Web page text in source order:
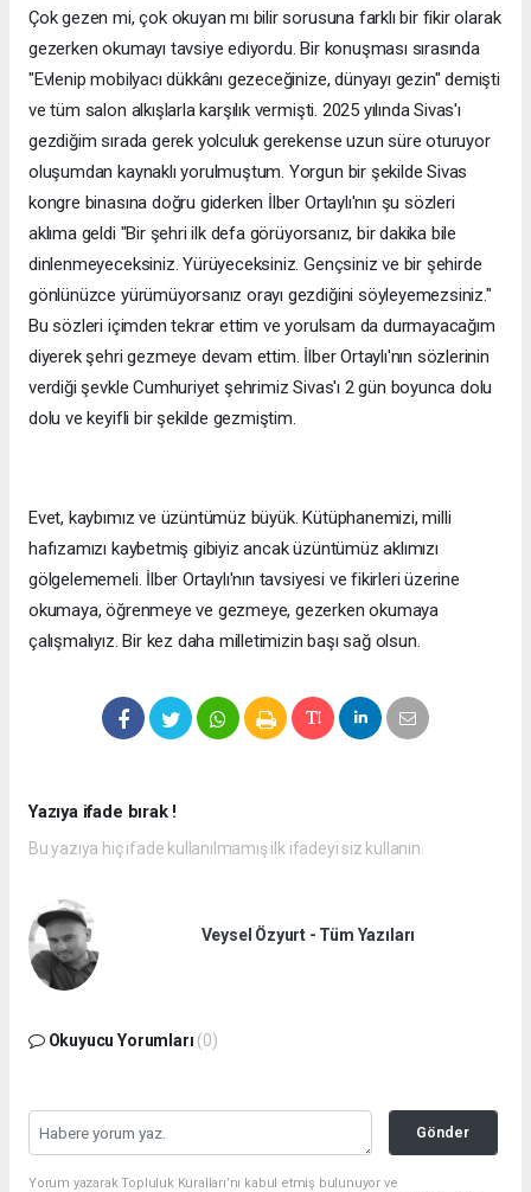
Çok gezen mi, çok okuyan mı bilir sorusuna farklı bir fikir olarak
gezerken okumayı tavsiye ediyordu. Bir konuşması sırasında
"Evlenip mobilyacı dükkânı gezeceğinize, dünyayı gezin" demişti
ve tüm salon alkışlarla karşılık vermişti. 2025 yılında Sivas'ı
gezdiğim sırada gerek yolculuk gerekense uzun süre oturuyor
oluşumdan kaynaklı yorulmuştum. Yorgun bir şekilde Sivas
kongre binasına doğru giderken İlber Ortaylı'nın şu sözleri
aklıma geldi "Bir şehri ilk defa görüyorsanız, bir dakika bile
dinlenmeyeceksiniz. Yürüyeceksiniz. Gençsiniz ve bir şehirde
gönlünüzce yürümüyorsanız orayı gezdiğini söyleyemezsiniz."
Bu sözleri içimden tekrar ettim ve yorulsam da durmayacağım
diyerek şehri gezmeye devam ettim. İlber Ortaylı'nın sözlerinin
verdiği şevkle Cumhuriyet şehrimiz Sivas'ı 2 gün boyunca dolu
dolu ve keyifli bir şekilde gezmiştim.
Evet, kaybımız ve üzüntümüz büyük. Kütüphanemizi, milli
hafızamızı kaybetmiş gibiyiz ancak üzüntümüz aklımızı
gölgelememeli. İlber Ortaylı'nın tavsiyesi ve fikirleri üzerine
okumaya, öğrenmeye ve gezmeye, gezerken okumaya
çalışmalıyız. Bir kez daha milletimizin başı sağ olsun.
Yazıya ifade bırak !
Bu yazıya hiç ifade kullanılmamış ilk ifadeyi siz kullanın.
Veysel Özyurt - Tüm Yazıları
Okuyucu Yorumları (0)
Gönder
Yorum yazarak Topluluk Kuralları’nı kabul etmiş bulunuyor ve